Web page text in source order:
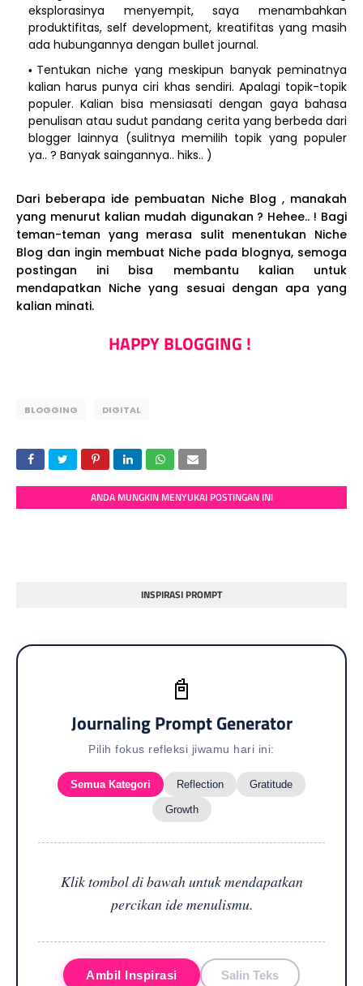
eksplorasinya menyempit, saya menambahkan
produktifitas, self development, kreatifitas yang masih
ada hubungannya dengan bullet journal.
Tentukan niche yang meskipun banyak peminatnya
kalian harus punya ciri khas sendiri. Apalagi topik-topik
populer. Kalian bisa mensiasati dengan gaya bahasa
penulisan atau sudut pandang cerita yang berbeda dari
blogger lainnya (sulitnya memilih topik yang populer
ya.. ? Banyak saingannya.. hiks.. )
Dari beberapa ide pembuatan Niche Blog , manakah
yang menurut kalian mudah digunakan ? Hehee.. ! Bagi
teman-teman yang merasa sulit menentukan Niche
Blog dan ingin membuat Niche pada blognya, semoga
postingan ini bisa membantu kalian untuk
mendapatkan Niche yang sesuai dengan apa yang
kalian minati.
HAPPY BLOGGING !
BLOGGING DIGITAL
ANDA MUNGKIN MENYUKAI POSTINGAN INI
INSPIRASI PROMPT
📓
Journaling Prompt Generator
Pilih fokus refleksi jiwamu hari ini:
Semua Kategori Reflection Gratitude
Growth
Klik tombol di bawah untuk mendapatkan
percikan ide menulismu.
Ambil Inspirasi Salin Teks